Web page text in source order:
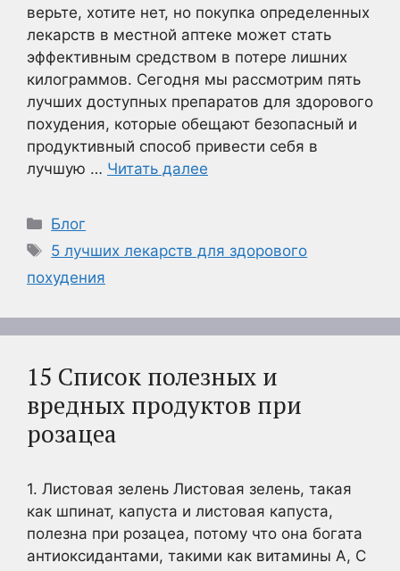
верьте, хотите нет, но покупка определенных
лекарств в местной аптеке может стать
эффективным средством в потере лишних
килограммов. Сегодня мы рассмотрим пять
лучших доступных препаратов для здорового
похудения, которые обещают безопасный и
продуктивный способ привести себя в
лучшую … Читать далее
Рубрики
Блог
Метки
5 лучших лекарств для здорового
похудения
15 Список полезных и
вредных продуктов при
розацеа
1. Листовая зелень Листовая зелень, такая
как шпинат, капуста и листовая капуста,
полезна при розацеа, потому что она богата
антиоксидантами, такими как витамины А, С